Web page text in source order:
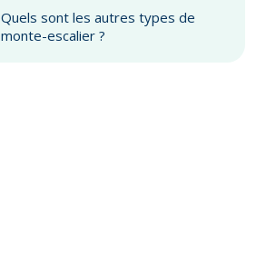
Quels sont les autres types de
monte-escalier ?